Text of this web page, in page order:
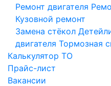
Ремонт двигателя
Кузовной ремонт
Замена стёкол
двигателя Тормозная
Калькулятор ТО
Прайс-лист
Вакансии